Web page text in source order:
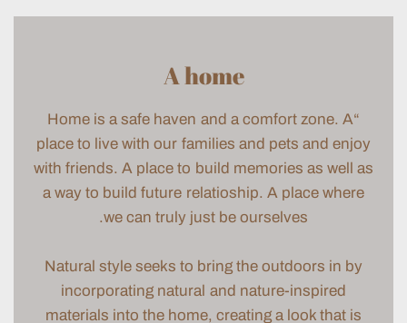
A home
“Home is a safe haven and a comfort zone. A
place to live with our families and pets and enjoy
with friends. A place to build memories as well as
a way to build future relatioship. A place where
we can truly just be ourselves.
Natural style seeks to bring the outdoors in by
incorporating natural and nature-inspired
materials into the home, creating a look that is